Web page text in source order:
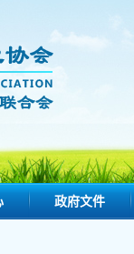
政府文件